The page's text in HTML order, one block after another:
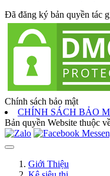
Đã đăng ký bản quyền tác
Chính sách bảo mật
CHÍNH SÁCH BẢO
Bản quyền Website thuộc
Giới Thiệu